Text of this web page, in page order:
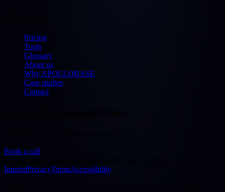
Pricing
Tools
Glossary
About us
Why APOLLOBASE
Case studies
Contact
Book a call
ImprintPrivacyTermsAccessibility